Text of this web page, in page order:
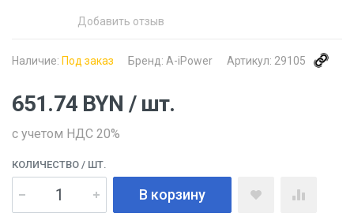
Добавить отзыв
Наличие: Под заказ Бренд: A-iPower Артикул: 29105
651.74 BYN / шт.
с учетом НДС 20%
КОЛИЧЕСТВО / ШТ.
В корзину